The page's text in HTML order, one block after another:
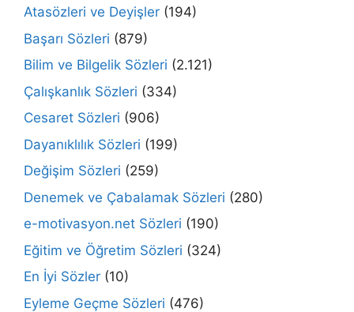
Atasözleri ve Deyişler (194)
Başarı Sözleri (879)
Bilim ve Bilgelik Sözleri (2.121)
Çalışkanlık Sözleri (334)
Cesaret Sözleri (906)
Dayanıklılık Sözleri (199)
Değişim Sözleri (259)
Denemek ve Çabalamak Sözleri (280)
e-motivasyon.net Sözleri (190)
Eğitim ve Öğretim Sözleri (324)
En İyi Sözler (10)
Eyleme Geçme Sözleri (476)